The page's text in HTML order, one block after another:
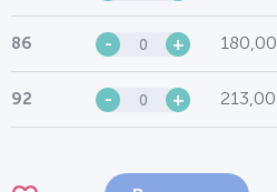
86 - + 180,00
92 - + 213,00